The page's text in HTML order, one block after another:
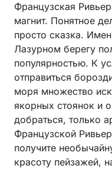
Французская
магнит. Понятное
просто сказка.
Лазурном берегу
популярностью. К
отправиться
моря множество
якорных стоянок и
добраться, только
Французской
получите
красоту пейзажей,